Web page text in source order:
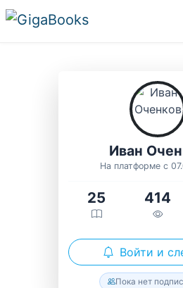
Иван
На платформе с
25 414
Войти и
Пока нет